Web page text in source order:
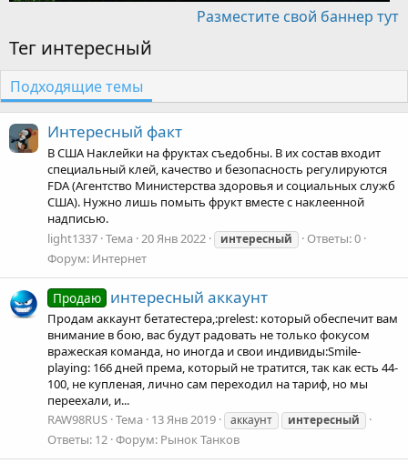
Разместите свой баннер тут
Тег интересный
Подходящие темы
Интересный факт
В США Наклейки на фруктах съедобны. В их состав входит
специальный клей, качество и безопасность регулируются
FDA (Агентство Министерства здоровья и социальных служб
США). Нужно лишь помыть фрукт вместе с наклеенной
надписью.
light1337 Тема 20 Янв 2022 интересный
Ответы: 0
Форум: Интернет
Продаю интересный аккаунт
Продам аккаунт бетатестера,:prelest: который обеспечит вам
внимание в бою, вас будут радовать не только фокусом
вражеская команда, но иногда и свои индивиды:Smile-
playing: 166 дней према, который не тратится, так как есть 44-
100, не купленая, лично сам переходил на тариф, но мы
переехали, и...
RAW98RUS Тема 13 Янв 2019 аккаунт интересный
Ответы: 12 Форум: Рынок Танков